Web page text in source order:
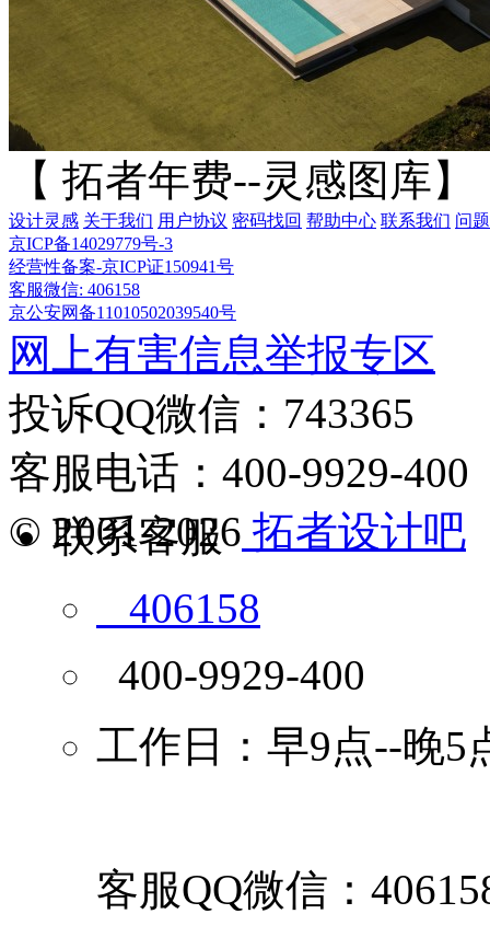
【 拓者年费--灵感图库】
设计灵感 关于我们 用户协议 密码找回 帮助中心 联系我们 问
京ICP备14029779号-3
经营性备案-京ICP证150941号
客服微信: 406158
京公安网备11010502039540号
网上有害信息举报专区
投诉QQ微信：743365
客服电话：400-9929-400
© 2001-2026 拓者设计吧
联系客服
406158
400-9929-400
工作日：早9点--晚5
客服QQ微信：